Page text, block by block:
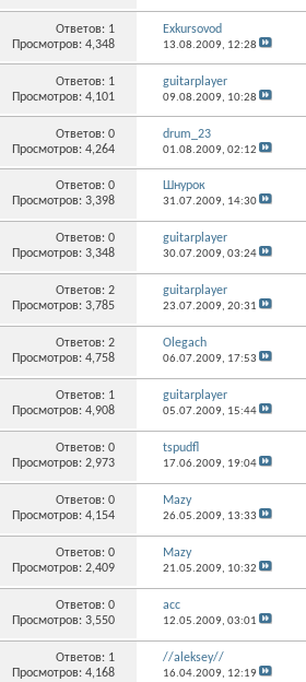
Ответов: 1
Просмотров: 4,348
Exkursovod
13.08.2009, 12:28
Ответов: 1
Просмотров: 4,101
guitarplayer
09.08.2009, 10:28
Ответов:0
Просмотров: 4,264
drum_23
01.08.2009, 02:12
Ответов:0
Просмотров: 3,398
Шнурок
31.07.2009, 14:30
Ответов:0
Просмотров: 3,348
guitarplayer
30.07.2009, 03:24
Ответов:2
Просмотров: 3,785
guitarplayer
23.07.2009, 20:31
Ответов:2
Просмотров: 4,758
Olegach
06.07.2009, 17:53
Ответов: 1
Просмотров: 4,908
guitarplayer
05.07.2009, 15:44
Ответов:0
Просмотров: 2,973
tspudfl
17.06.2009, 19:04
Ответов:0
Просмотров: 4,154
Mazy
26.05.2009, 13:33
Ответов:0
Просмотров: 2,409
Mazy
21.05.2009, 10:32
Ответов:0
Просмотров: 3,550
acc
12.05.2009, 03:01
Ответов: 1
Просмотров: 4,168
//aleksey//
16.04.2009, 12:19